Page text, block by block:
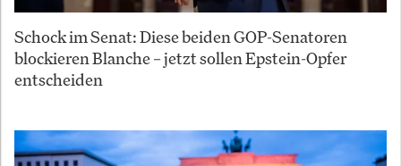
Schock im Senat: Diese beiden GOP-Senatoren
blockieren Blanche – jetzt sollen Epstein-Opfer
entscheiden